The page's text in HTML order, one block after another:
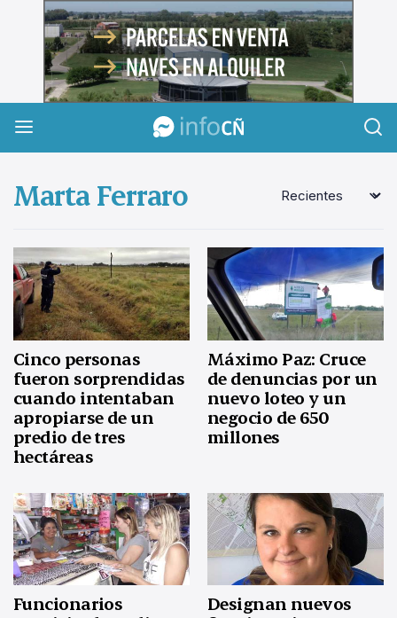
InfoCañuelas
Marta Ferraro
Cinco personas
fueron sorprendidas
cuando intentaban
apropiarse de un
predio de tres
hectáreas
Máximo Paz: Cruce
de denuncias por un
nuevo loteo y un
negocio de 650
millones
Funcionarios
Designan nuevos